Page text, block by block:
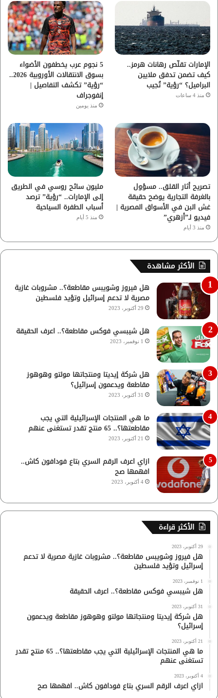
ك
و
ب
ق
ر
م
الإمارات تقلّص رهانات هرمز..
كيف تضمن تدفق ملايين
البراميل؟ “رؤية” تُجيب
منذ 4 ساعات
5 نجوم عرب يخطفون الأضواء
بسوق الانتقالات الأوروبية 2026..
“رؤية” تكشف التفاصيل |
إنفوجراف
منذ يومين
تصريح أثار القلق.. مسؤول
بالغرفة التجارية يوضح حقيقة
غش البن في الأسواق المصرية |
فيديو لـ”أزهري”
منذ 3 أيام
مليون سائح روسي في الطريق
إلى الإمارات.. “رؤية” ترصد
أسباب الطفرة السياحية
منذ 5 أيام
الأكثر مشاهدة
هل فيروز وشويبس مقاطعة؟.. مشروبات غازية
مصرية لا تدعم إسرائيل وتؤيد فلسطين
29 أكتوبر، 2023
هل شيبسي فوكس مقاطعة؟.. اعرف الحقيقة
1 نوفمبر، 2023
هل شركة إيديتا ومنتجاتها مولتو وهوهوز
مقاطعة ويدعمون إسرائيل؟
31 أكتوبر، 2023
ما هي المنتجات الإسرائيلية التي يجب
مقاطعتها؟.. 65 منتج تقدر تستغنى عنهم
21 أكتوبر، 2023
ازاي اعرف الرقم السري بتاع فودافون كاش..
افهمها صح
4 أكتوبر، 2023
الأكثر قراءة
29 أكتوبر، 2023
هل فيروز وشويبس مقاطعة؟.. مشروبات غازية مصرية لا تدعم
إسرائيل وتؤيد فلسطين
1 نوفمبر، 2023
هل شيبسي فوكس مقاطعة؟.. اعرف الحقيقة
31 أكتوبر، 2023
هل شركة إيديتا ومنتجاتها مولتو وهوهوز مقاطعة ويدعمون
إسرائيل؟
21 أكتوبر، 2023
ما هي المنتجات الإسرائيلية التي يجب مقاطعتها؟.. 65 منتج تقدر
تستغنى عنهم
4 أكتوبر، 2023
ازاي اعرف الرقم السري بتاع فودافون كاش.. افهمها صح